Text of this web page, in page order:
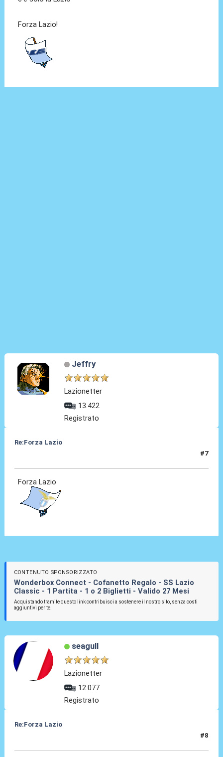
Forza Lazio!
Jeffry
Lazionetter
13.422
Registrato
Re:Forza Lazio
#7
Forza Lazio
CONTENUTO SPONSORIZZATO
Wonderbox Connect - Cofanetto Regalo - SS Lazio
Classic - 1 Partita - 1 o 2 Biglietti - Valido 27 Mesi
Acquistando tramite questo link contribuisci a sostenere il nostro sito, senza costi
aggiuntivi per te.
seagull
Lazionetter
12.077
Registrato
Re:Forza Lazio
#8